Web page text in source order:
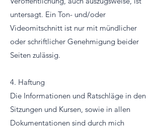
untersagt. Ein Ton- und/oder
Videomitschnitt ist nur mit mündlicher
oder schriftlicher Genehmigung beider
Seiten zulässig.
4. Haftung
Die Informationen und Ratschläge in den
Sitzungen und Kursen, sowie in allen
Dokumentationen sind durch mich